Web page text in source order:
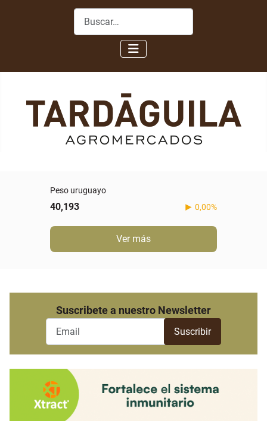
Buscar
Peso uruguayo
40,193 0,00%
Ver más
Suscribete a nuestro Newsletter